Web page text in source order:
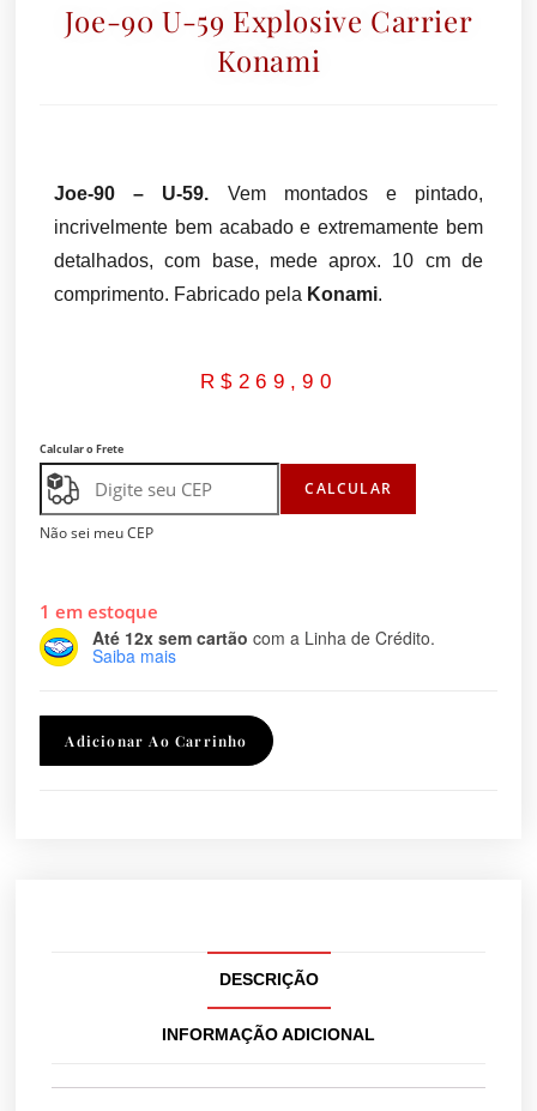
Joe-90 U-59 Explosive Carrier
Konami
Joe-90 – U-59. Vem montados e pintado,
incrivelmente bem acabado e extremamente bem
detalhados, com base, mede aprox. 10 cm de
comprimento. Fabricado pela Konami.
R$ 269,90
Calcular o Frete
CALCULAR
Não sei meu CEP
1 em estoque
Até 12x sem cartão com a Linha de Crédito.
Saiba mais
Adicionar Ao Carrinho
DESCRIÇÃO
INFORMAÇÃO ADICIONAL